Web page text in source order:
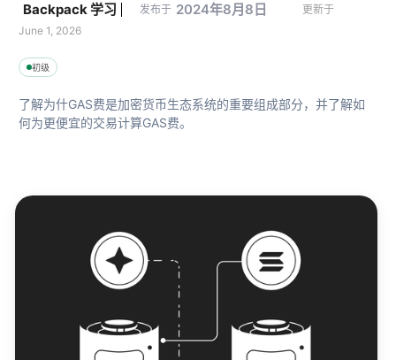
Backpack 学习 发布于 2024年8月8日
更新于
June 1, 2026
初级
了解为什GAS费是加密货币生态系统的重要组成部分，并了解如
何为更便宜的交易计算GAS费。